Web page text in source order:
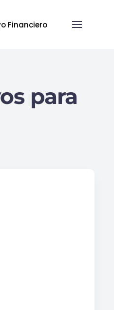
Financiero
para